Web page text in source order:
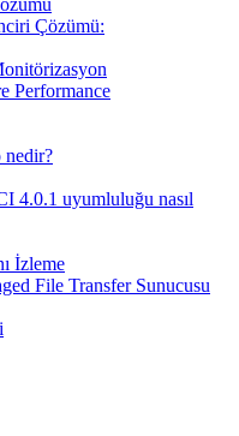
Çözümü:
Performance
4.0.1 uyumluluğu nasıl
İzleme
File Transfer Sunucusu